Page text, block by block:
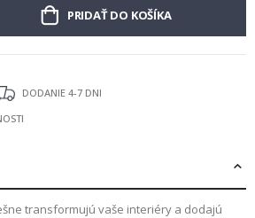
PRIDAŤ DO KOŠÍKA
DODANIE 4-7 DNI
transformujú vaše interiéry a dodajú